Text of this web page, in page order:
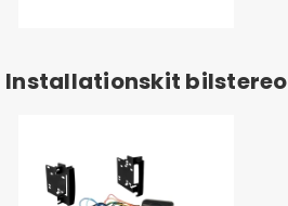
Installationskit bilstereo